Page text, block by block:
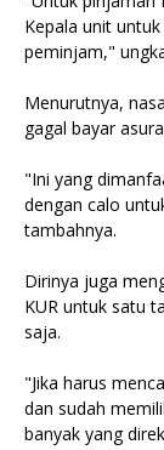
Kepala unit
peminjam,"
Menurutnya,
gagal bayar
"Ini yang
dengan calo
tambahnya.
Dirinya juga
KUR untuk satu
saja.
"Jika harus
dan sudah
banyak yang